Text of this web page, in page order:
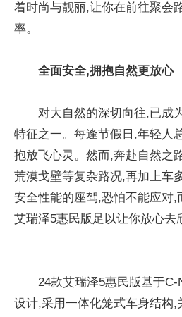
着时尚与靓丽,让你在前往聚会
率。
全面安全,拥抱自然更放心
对大自然的深切向往,已成
特征之一。每逢节假日,年轻人
抱放飞心灵。然而,奔赴自然之
荒漠戈壁等复杂路况,再加上车
安全性能的座驾,恐怕不能应对,
艾瑞泽5惠民版足以让你放心去
24款艾瑞泽5惠民版基于
设计,采用一体化笼式车身结构,